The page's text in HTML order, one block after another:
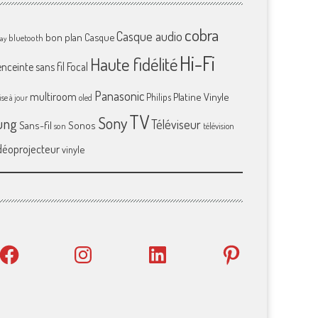
bluetooth bon plan CasqueCasque audio cobra
sans fil Focal Haute fidélitéHi-Fi
à jour multiroom oled Panasonic Philips Platine Vinyle
Sans-fil son Sonos SonyTVTéléviseur télévision
vinyle
Instagram LinkedIn Pinterest